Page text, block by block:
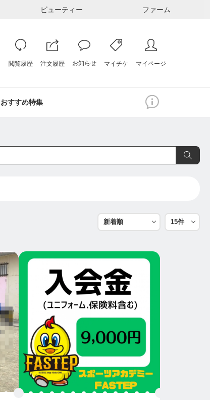
ビューティー ファーム
閲覧履歴 注文履歴 お知らせ マイチケ マイページ
おすすめ特集